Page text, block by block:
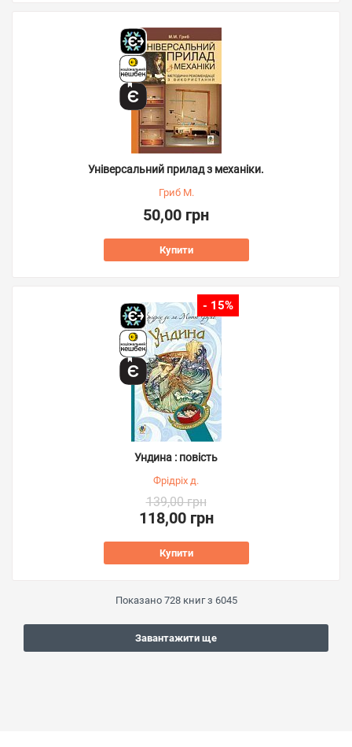
Універсальний прилад з механіки.
Гриб М.
50,00 грн
Купити
- 15%
Ундина : повість
Фрідріх д.
139,00 грн
118,00 грн
Купити
Показано 728книг з 6045
Завантажити ще